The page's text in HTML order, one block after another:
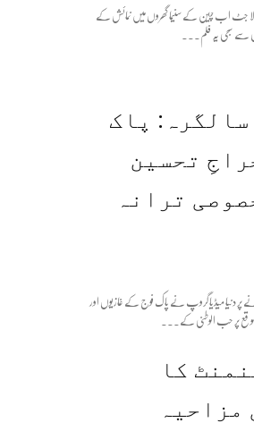
جٹ اب چین کے سنیما گھروں میں نمائش کے
سے سجی یہ فلم...
پاک
تحسین
ترانہ
پر دنیا میڈیا گروپ نے پاک فوج کے غازیوں اور
موقع پر حب الوطنی کے...
کا
مزاحیہ